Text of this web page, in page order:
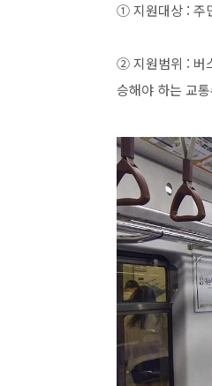
① 지원대상 : 주
② 지원범위 : 버
승해야 하는 교